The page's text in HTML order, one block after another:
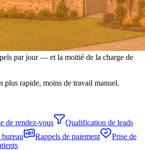
par jour — et la moitié de la charge de
plus rapide, moins de travail manuel.
de rendez-vous
Qualification de leads
Rappels de paiement
Prise de